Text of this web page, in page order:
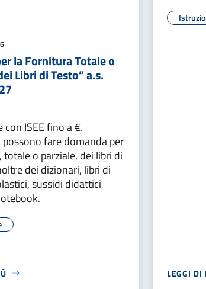
la Fornitura Totale o
Libri di Testo” a.s.
con ISEE fino a €.
fare domanda per
totale o parziale, dei libri di
dei dizionari, libri di
sussidi didattici
LEGGI DI